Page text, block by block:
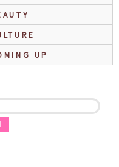
UP